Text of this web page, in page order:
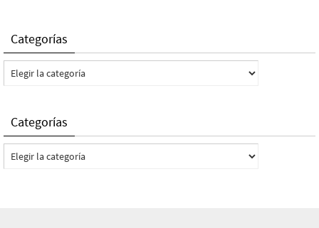
Categorías
Categorías
Categorías
Categorías